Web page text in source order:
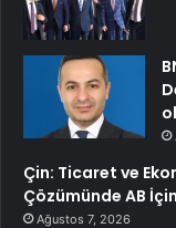
Çin: Ticaret ve
Çözümünde AB
Ağustos 7, 2026